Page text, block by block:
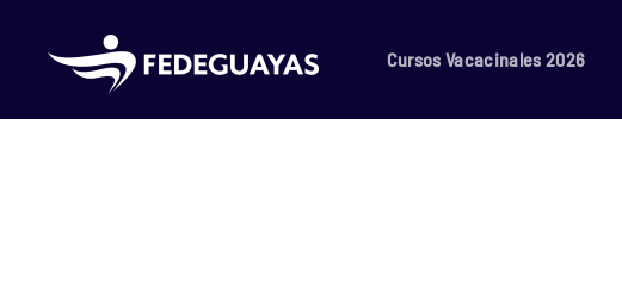
Skip to main content Cursos Vacacinales 2026